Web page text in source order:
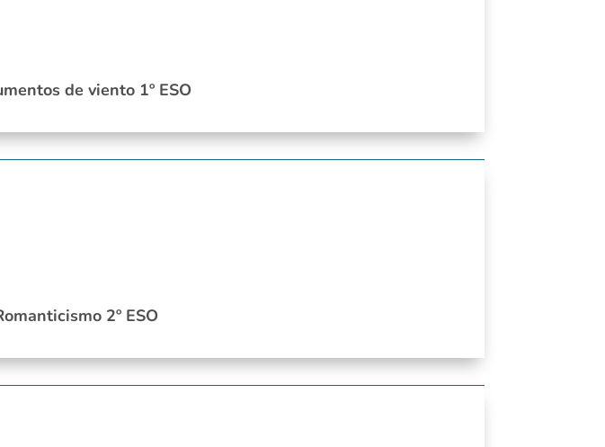
de viento 1º ESO
2º ESO